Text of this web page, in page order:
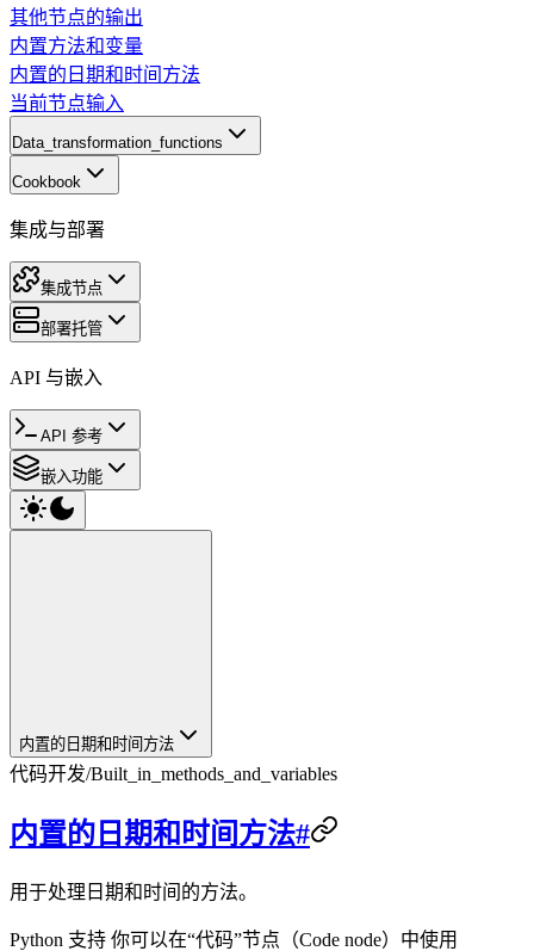
其他节点的输出
内置方法和变量
内置的日期和时间方法
当前节点输入
Data_transformation_functions
Cookbook
集成与部署
集成节点
部署托管
API 与嵌入
API 参考
嵌入功能
内置的日期和时间方法
代码开发/Built_in_methods_and_variables
内置的日期和时间方法#
用于处理日期和时间的方法。
Python 支持 你可以在“代码”节点（Code node）中使用